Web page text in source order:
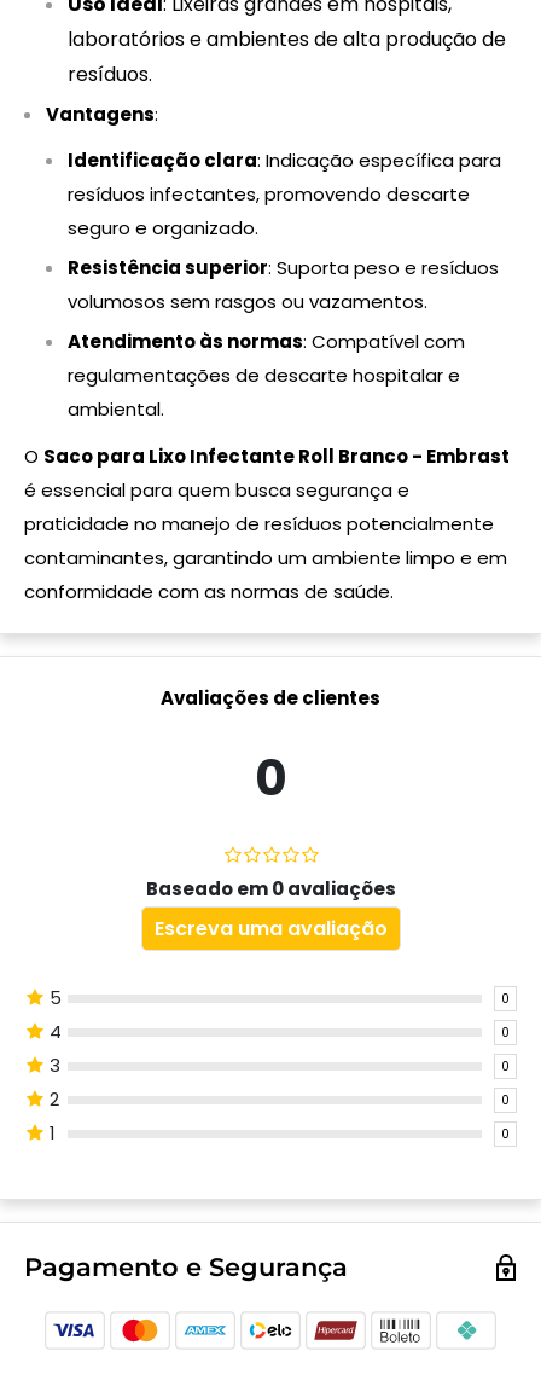
laboratórios e ambientes de alta produção de
resíduos.
Vantagens:
Identificação clara: Indicação específica para
resíduos infectantes, promovendo descarte
seguro e organizado.
Resistência superior: Suporta peso e resíduos
volumosos sem rasgos ou vazamentos.
Atendimento às normas: Compatível com
regulamentações de descarte hospitalar e
ambiental.
O Saco para Lixo Infectante Roll Branco - Embrast
é essencial para quem busca segurança e
praticidade no manejo de resíduos potencialmente
contaminantes, garantindo um ambiente limpo e em
conformidade com as normas de saúde.
Avaliações de clientes
0
Baseado em 0 avaliações
Escreva uma avaliação
5 0
4 0
3 0
2 0
1 0
Pagamento e Segurança